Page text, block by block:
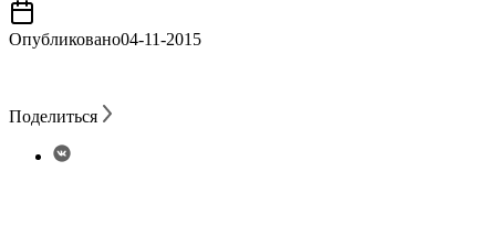
Опубликовано04-11-2015
Поделиться